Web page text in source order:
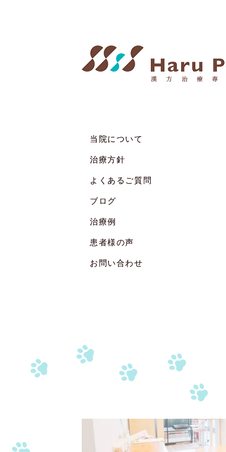
当院について
治療方針
よくあるご質問
ブログ
治療例
患者様の声
お問い合わせ